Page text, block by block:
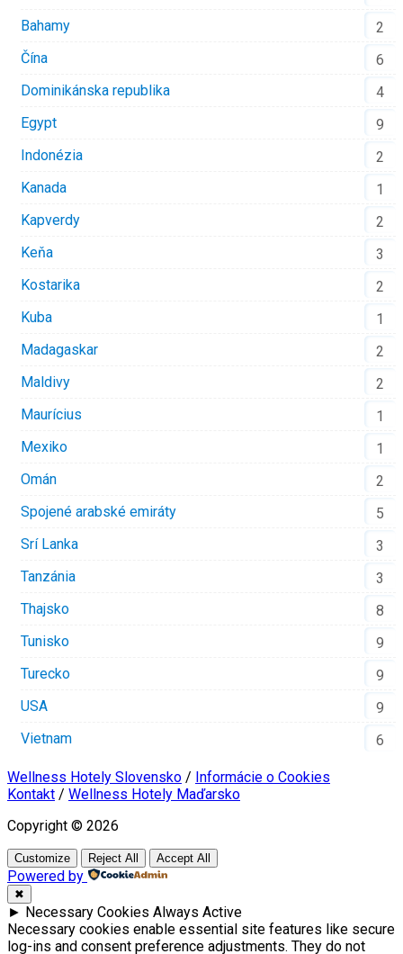
Bahamy
2
Čína
6
Dominikánska republika
4
Egypt
9
Indonézia
2
Kanada
1
Kapverdy
2
Keňa
3
Kostarika
2
Kuba
1
Madagaskar
2
Maldivy
2
Maurícius
1
Mexiko
1
Omán
2
Spojené arabské emiráty
5
Srí Lanka
3
Tanzánia
3
Thajsko
8
Tunisko
9
Turecko
9
USA
9
Vietnam
6
Wellness Hotely Slovensko / Informácie o Cookies
Kontakt / Wellness Hotely Maďarsko
Copyright © 2026
Customize Reject All Accept All
Powered by
✖
► Necessary Cookies Always Active
Necessary cookies enable essential site features like secure
log-ins and consent preference adjustments. They do not